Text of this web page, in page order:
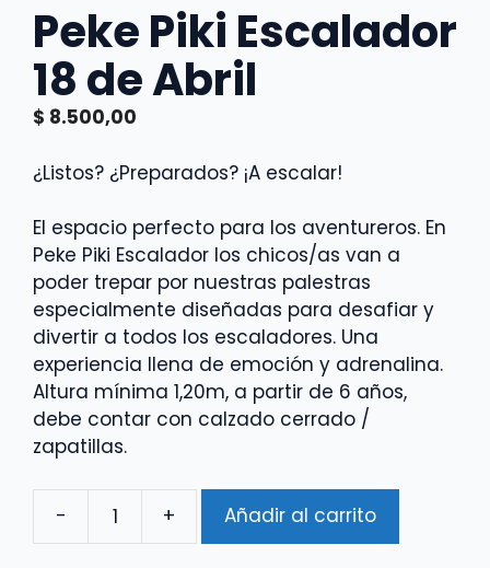
Peke Piki Escalador
18 de Abril
$ 8.500,00
¿Listos? ¿Preparados? ¡A escalar!
El espacio perfecto para los aventureros. En
Peke Piki Escalador los chicos/as van a
poder trepar por nuestras palestras
especialmente diseñadas para desafiar y
divertir a todos los escaladores. Una
experiencia llena de emoción y adrenalina.
Altura mínima 1,20m, a partir de 6 años,
debe contar con calzado cerrado /
zapatillas.
-
Peke
+ Añadir al carrito